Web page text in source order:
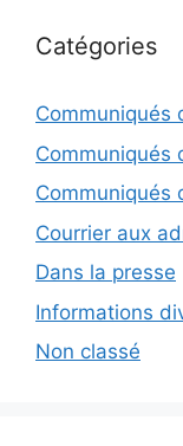
Catégories
Communiqués
Communiqués
Communiqués
Courrier aux
Dans la presse
Informations
Non classé